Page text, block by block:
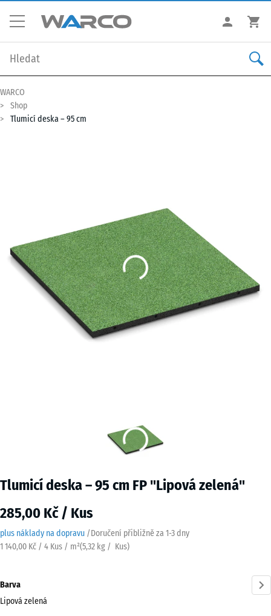
WARCO
Shop
Tlumicí deska – 95 cm
Tlumicí deska – 95 cm FP "Lipová zelená"
285,00 Kč / Kus
plus náklady na dopravu /Doručení přibližně za 1-3 dny
1 140,00 Kč / 4 Kus / m²(5,32 kg / Kus)
Barva
Lipová zelená